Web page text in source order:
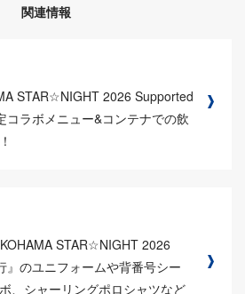
関連情報
STAR☆NIGHT 2026 Supported
コラボメニュー&コンテナでの飲
STAR☆NIGHT 2026
のユニフォームや背番号シー
、シャーリングポロシャツなど